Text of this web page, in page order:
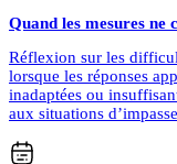
Quand les mesures ne
Réflexion sur les
lorsque les réponses
inadaptées ou
aux situations